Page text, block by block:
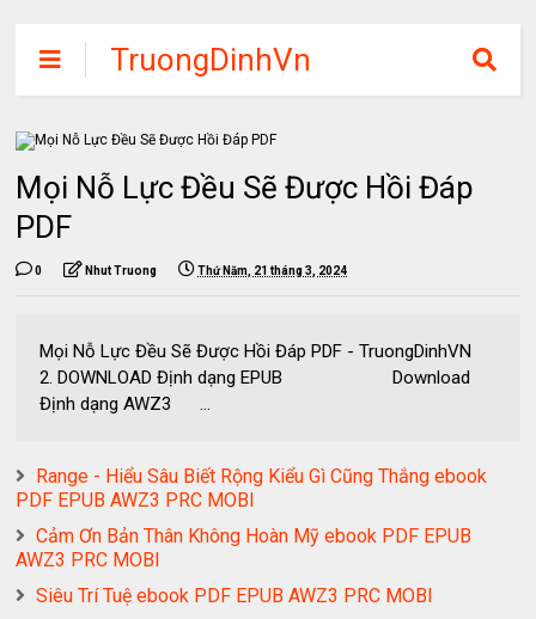
TruongDinhVn
Chia sẽ ebook,
các khóa học,
phần mềm học
tập miễn phí
Mọi Nỗ Lực Đều Sẽ Được Hồi Đáp
PDF
0 Nhut Truong Thứ Năm, 21 tháng 3, 2024
Mọi Nỗ Lực Đều Sẽ Được Hồi Đáp PDF - TruongDinhVN
2. DOWNLOAD Định dạng EPUB Download
Định dạng AWZ3 ...
Range - Hiểu Sâu Biết Rộng Kiểu Gì Cũng Thắng ebook
PDF EPUB AWZ3 PRC MOBI
Cảm Ơn Bản Thân Không Hoàn Mỹ ebook PDF EPUB
AWZ3 PRC MOBI
Siêu Trí Tuệ ebook PDF EPUB AWZ3 PRC MOBI